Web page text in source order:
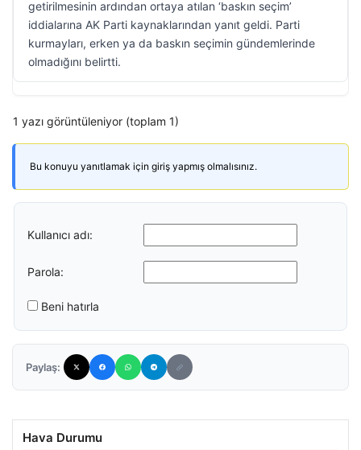
getirilmesinin ardından ortaya atılan ‘baskın seçim’
iddialarına AK Parti kaynaklarından yanıt geldi. Parti
kurmayları, erken ya da baskın seçimin gündemlerinde
olmadığını belirtti.
1 yazı görüntüleniyor (toplam 1)
Bu konuyu yanıtlamak için giriş yapmış olmalısınız.
Kullanıcı adı:
Parola:
Beni hatırla
Paylaş:
Hava Durumu